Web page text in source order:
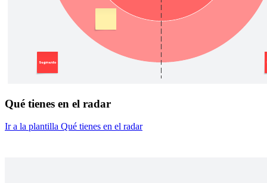
Qué tienes en el radar
Ir a la plantilla Qué tienes en el radar